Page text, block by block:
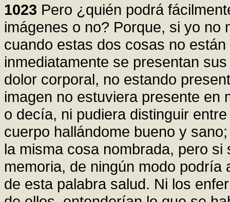
1023 Pero ¿quién podrá
imágenes o no? Porque, si yo no
cuando estas dos cosas no
inmediatamente se presentan
dolor corporal, no estando
imagen no estuviera presente en
o decía, ni pudiera distinguir
cuerpo hallándome bueno y
la misma cosa nombrada, pero
memoria, de ningún modo
de esta palabra salud. Ni los